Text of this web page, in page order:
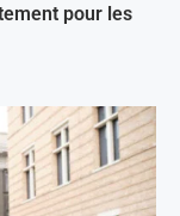
pour les